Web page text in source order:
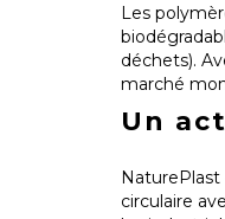
Les
déchets).
marché
Un
circulaire